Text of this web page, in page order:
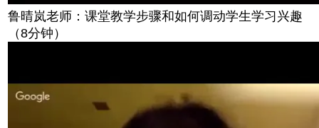
鲁晴岚老师：课堂教学步骤和如何调动学生学习兴趣
（8分钟）